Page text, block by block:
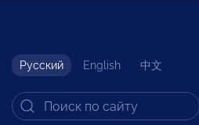
Русский English 中文